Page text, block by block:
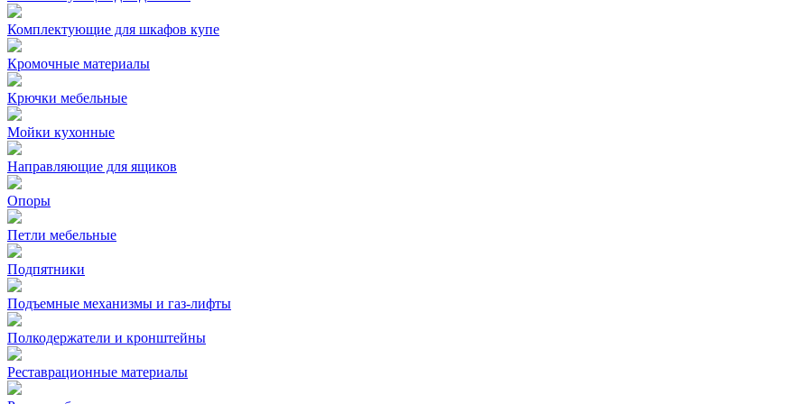
Комплектующие для шкафов купе
Кромочные материалы
Крючки мебельные
Мойки кухонные
Направляющие для ящиков
Опоры
Петли мебельные
Подпятники
Подъемные механизмы и газ-лифты
Полкодержатели и кронштейны
Реставрационные материалы